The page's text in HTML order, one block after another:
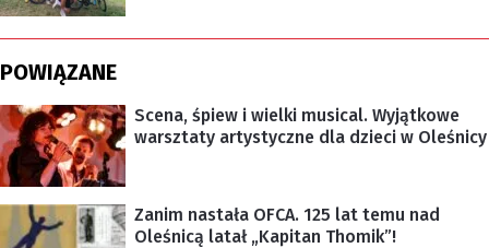
POWIĄZANE
Scena, śpiew i wielki musical. Wyjątkowe
warsztaty artystyczne dla dzieci w Oleśnicy
Zanim nastała OFCA. 125 lat temu nad
Oleśnicą latał „Kapitan Thomik”!